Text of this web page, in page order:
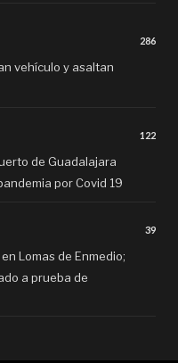
286
vehículo y asaltan
122
de Guadalajara
por Covid 19
39
Lomas de Enmedio;
a prueba de